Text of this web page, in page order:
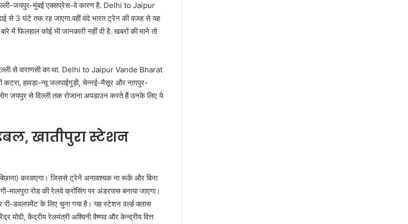
दिल्ली-जयपुर-मुंबई एक्सप्रेस-वे कारण है. Delhi to Jaipur
से 3 घंटे तक रह जाएगा.वहीं वंदे भारत ट्रेन की वजह से यह
फिलहाल कोई भी जानकारी नहीं दी है. खबरों की माने तो
से वाराणसी का था. Delhi to Jaipur Vande Bharat
कटरा, हावड़ा-न्यू जलपाईगुड़ी, चेन्नई-मैसूर और नागपुर-
जयपुर से दिल्ली तक रोजाना अपडाउन करते हैं उनके लिए ये
खातीपुरा स्टेशन
करवाएगा। जिससे ट्रेनें अनावश्यक ना रूकें और बिना
रोड की रेलवे क्रॉसिंग पर अंडरपास बनाया जाएगा।
डवलपमेंट के लिए चुना गया है। यह स्टेशन वर्ल्ड क्लास
मोदी, केंद्रीय रेलमंत्री अश्विनी वैष्णव और केन्द्रीय वित्त